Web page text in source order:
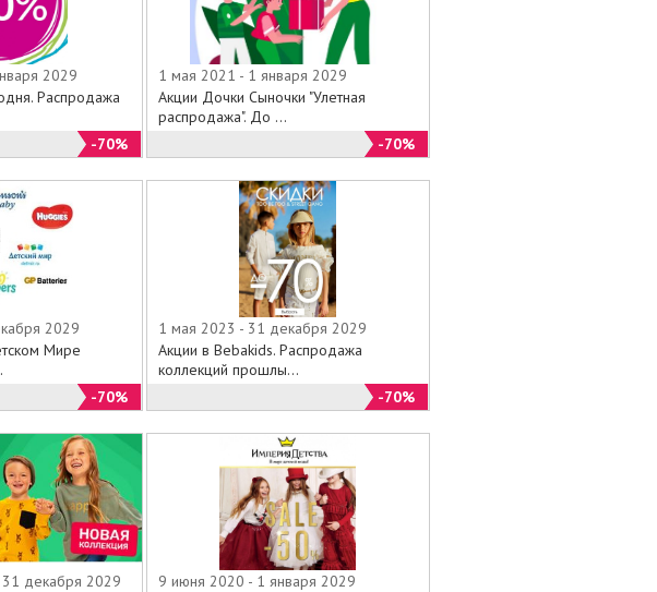
2029
Распродажа
-70%
1 мая 2021 - 1 января 2029
Акции Дочки Сыночки "Улетная
распродажа". До ...
-70%
2029
Мире
-70%
1 мая 2023 - 31 декабря 2029
Акции в Bebakids. Распродажа
коллекций прошлы...
-70%
декабря 2029
9 июня 2020 - 1 января 2029